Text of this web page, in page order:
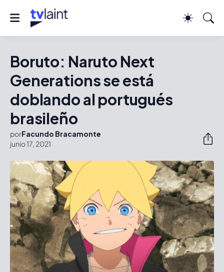
Boruto: Naruto Next
Generations se está
doblando al portugués
brasileño
porFacundo Bracamonte
junio 17, 2021